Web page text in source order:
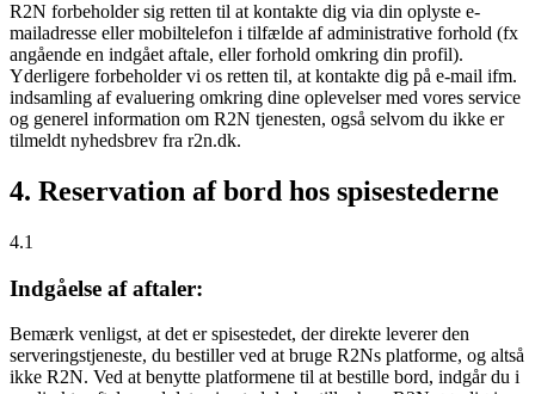
R2N forbeholder sig retten til at kontakte dig via din oplyste e-
mailadresse eller mobiltelefon i tilfælde af administrative forhold (fx
angående en indgået aftale, eller forhold omkring din profil).
Yderligere forbeholder vi os retten til, at kontakte dig på e-mail ifm.
indsamling af evaluering omkring dine oplevelser med vores service
og generel information om R2N tjenesten, også selvom du ikke er
tilmeldt nyhedsbrev fra r2n.dk.
4. Reservation af bord hos spisestederne
4.1
Indgåelse af aftaler:
Bemærk venligst, at det er spisestedet, der direkte leverer den
serveringstjeneste, du bestiller ved at bruge R2Ns platforme, og altså
ikke R2N. Ved at benytte platformene til at bestille bord, indgår du i